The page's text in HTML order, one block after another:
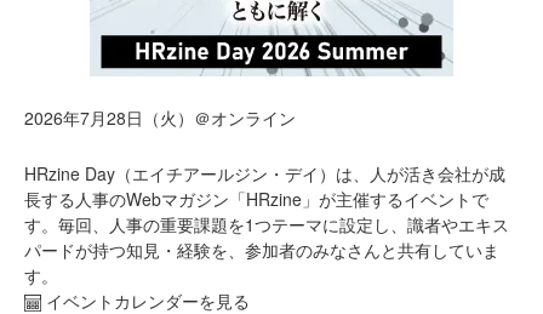
2026年7月28日（火）＠オンライン
HRzine Day（エイチアールジン・デイ）は、人が活き会社が成
長する人事のWebマガジン「HRzine」が主催するイベントで
す。毎回、人事の重要課題を1つテーマに設定し、識者やエキス
パードが持つ知見・経験を、参加者のみなさんと共有していま
す。
イベントカレンダーを見る